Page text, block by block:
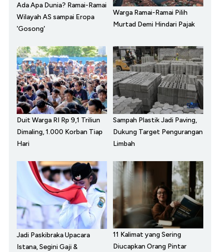
Ada Apa Dunia? Ramai-Ramai
Wilayah AS sampai Eropa
'Gosong'
Warga Ramai-Ramai Pilih
Murtad Demi Hindari Pajak
Duit Warga RI Rp 9,1 Triliun
Dimaling, 1.000 Korban Tiap
Hari
Sampah Plastik Jadi Paving,
Dukung Target Pengurangan
Limbah
Jadi Paskibraka Upacara
Istana, Segini Gaji &
11 Kalimat yang Sering
Diucapkan Orang Pintar